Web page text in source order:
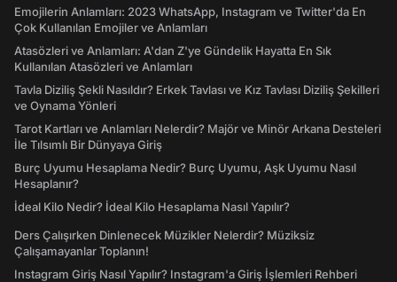
Emojilerin Anlamları: 2023 WhatsApp, Instagram ve Twitter'da En
Çok Kullanılan Emojiler ve Anlamları
Atasözleri ve Anlamları: A'dan Z'ye Gündelik Hayatta En Sık
Kullanılan Atasözleri ve Anlamları
Tavla Diziliş Şekli Nasıldır? Erkek Tavlası ve Kız Tavlası Diziliş Şekilleri
ve Oynama Yönleri
Tarot Kartları ve Anlamları Nelerdir? Majör ve Minör Arkana Desteleri
İle Tılsımlı Bir Dünyaya Giriş
Burç Uyumu Hesaplama Nedir? Burç Uyumu, Aşk Uyumu Nasıl
Hesaplanır?
İdeal Kilo Nedir? İdeal Kilo Hesaplama Nasıl Yapılır?
Ders Çalışırken Dinlenecek Müzikler Nelerdir? Müziksiz
Çalışamayanlar Toplanın!
Instagram Giriş Nasıl Yapılır? Instagram'a Giriş İşlemleri Rehberi